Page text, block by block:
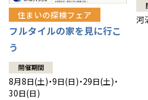
住まいの探検フェア
フルタイルの家を見に行こ
う
開催期間
8月8日(土)・9日(日)・29日(土)・
30日(日)
河